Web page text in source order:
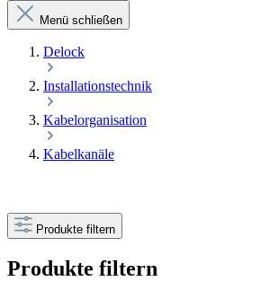
Menü schließen
Delock
Installationstechnik
Kabelorganisation
Kabelkanäle
Produkte filtern
Produkte filtern